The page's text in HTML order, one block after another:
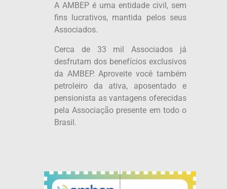
A AMBEP é uma entidade civil, sem
fins lucrativos, mantida pelos seus
Associados.
Cerca de 33 mil Associados já
desfrutam dos benefícios exclusivos
da AMBEP. Aproveite você também
petroleiro da ativa, aposentado e
pensionista as vantagens oferecidas
pela Associação presente em todo o
Brasil.